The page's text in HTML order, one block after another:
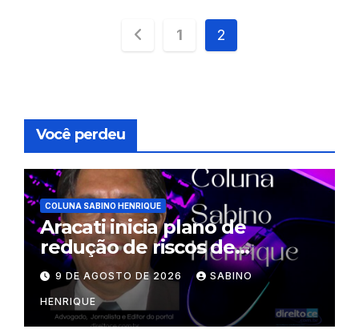
Paginação
1 2
Você perdeu
COLUNA SABINO HENRIQUE
Aracati inicia plano de
redução de riscos de
desastres
9 DE AGOSTO DE 2026 SABINO
HENRIQUE